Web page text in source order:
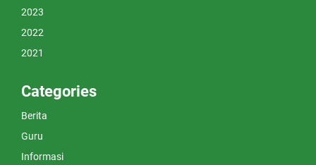
2023
2022
2021
Categories
Berita
Guru
Informasi